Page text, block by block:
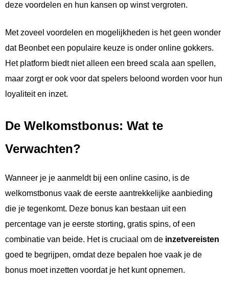
deze voordelen en hun kansen op winst vergroten.
Met zoveel voordelen en mogelijkheden is het geen wonder
dat Beonbet een populaire keuze is onder online gokkers.
Het platform biedt niet alleen een breed scala aan spellen,
maar zorgt er ook voor dat spelers beloond worden voor hun
loyaliteit en inzet.
De Welkomstbonus: Wat te
Verwachten?
Wanneer je je aanmeldt bij een online casino, is de
welkomstbonus vaak de eerste aantrekkelijke aanbieding
die je tegenkomt. Deze bonus kan bestaan uit een
percentage van je eerste storting, gratis spins, of een
combinatie van beide. Het is cruciaal om de inzetvereisten
goed te begrijpen, omdat deze bepalen hoe vaak je de
bonus moet inzetten voordat je het kunt opnemen.